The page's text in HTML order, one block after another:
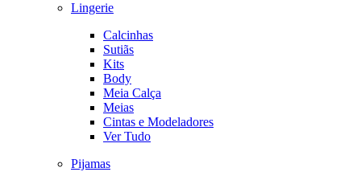
Lingerie
Calcinhas
Sutiãs
Kits
Body
Meia Calça
Meias
Cintas e Modeladores
Ver Tudo
Pijamas